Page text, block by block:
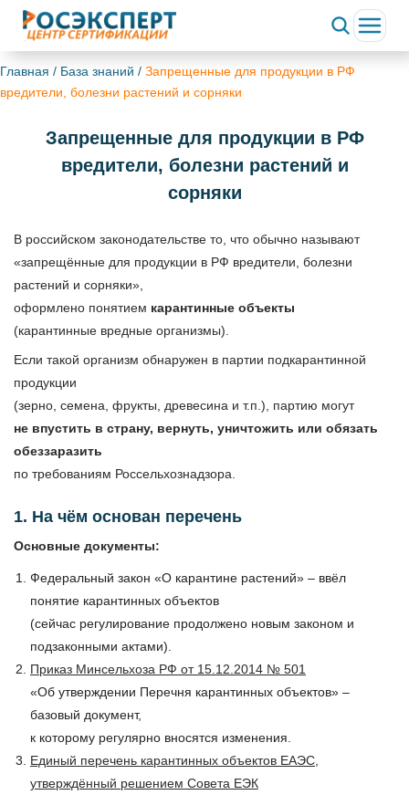
Главная / База знаний / Запрещенные для продукции в РФ
вредители, болезни растений и сорняки
Запрещенные для продукции в РФ
вредители, болезни растений и
сорняки
В российском законодательстве то, что обычно называют
«запрещённые для продукции в РФ вредители, болезни
растений и сорняки»,
оформлено понятием карантинные объекты
(карантинные вредные организмы).
Если такой организм обнаружен в партии подкарантинной
продукции
(зерно, семена, фрукты, древесина и т.п.), партию могут
не впустить в страну, вернуть, уничтожить или обязать
обеззаразить
по требованиям Россельхознадзора.
1. На чём основан перечень
Основные документы:
Федеральный закон «О карантине растений» – ввёл
понятие карантинных объектов
(сейчас регулирование продолжено новым законом и
подзаконными актами).
Приказ Минсельхоза РФ от 15.12.2014 № 501
«Об утверждении Перечня карантинных объектов» –
базовый документ,
к которому регулярно вносятся изменения.
Единый перечень карантинных объектов ЕАЭС,
утверждённый решением Совета ЕЭК